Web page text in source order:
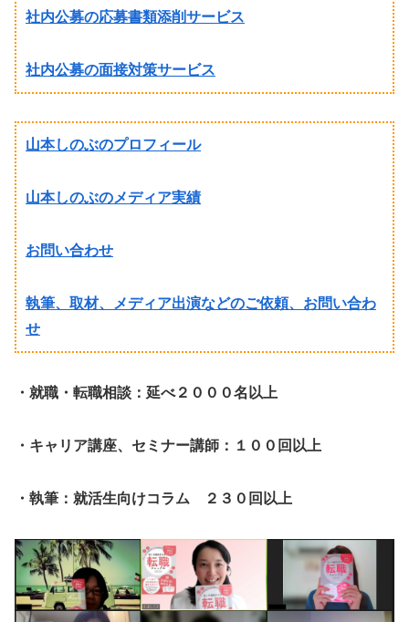
社内公募の応募書類添削サービス
社内公募の面接対策サービス
山本しのぶのプロフィール
山本しのぶのメディア実績
お問い合わせ
執筆、取材、メディア出演などのご依頼、お問い合わ
せ
・就職・転職相談：延べ２０００名以上
・キャリア講座、セミナー講師：１００回以上
・執筆：就活生向けコラム ２３０回以上